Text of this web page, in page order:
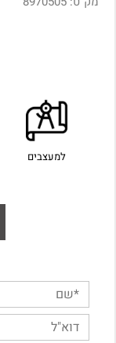
למעצבים